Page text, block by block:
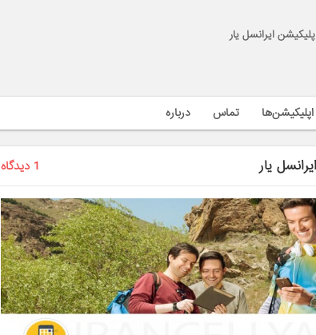
ایرانسل یار
اپلیکیشن‌ها تماس درباره
یار 1 دیدگاه